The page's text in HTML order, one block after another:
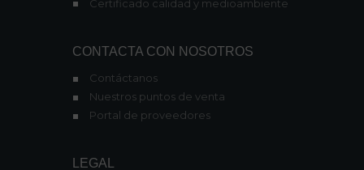
Certificado calidad y medioambiente
CONTACTA CON NOSOTROS
Contáctanos
Nuestros puntos de venta
Portal de proveedores
LEGAL